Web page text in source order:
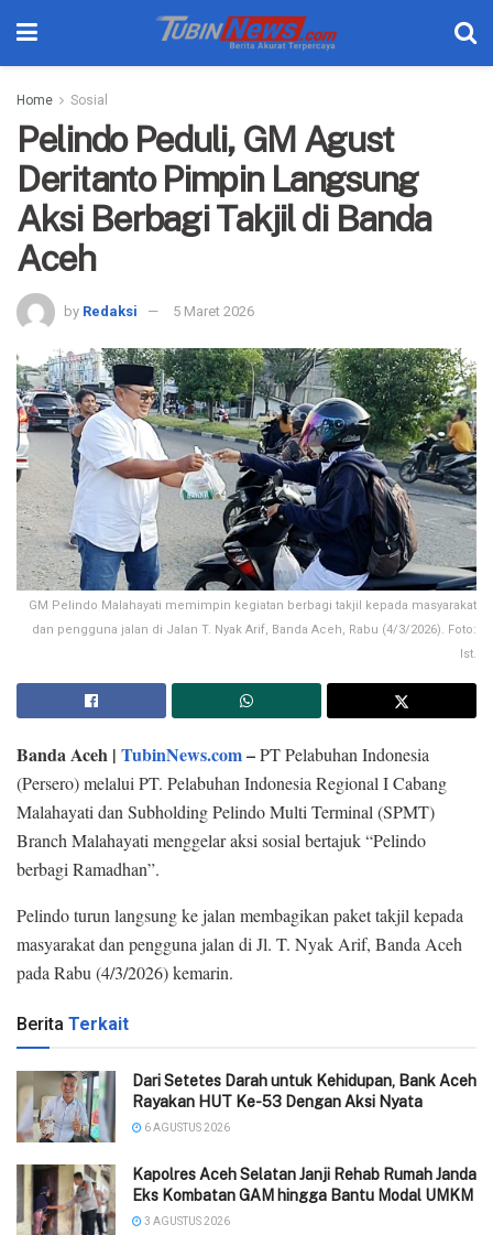
Home Sosial
Pelindo Peduli, GM Agust
Deritanto Pimpin Langsung
Aksi Berbagi Takjil di Banda
Aceh
by Redaksi 5 Maret 2026
GM Pelindo Malahayati memimpin kegiatan berbagi takjil kepada masyarakat
dan pengguna jalan di Jalan T. Nyak Arif, Banda Aceh, Rabu (4/3/2026). Foto:
Ist.
Banda Aceh | TubinNews.com–PT Pelabuhan Indonesia
(Persero) melalui PT. Pelabuhan Indonesia Regional I Cabang
Malahayati dan Subholding Pelindo Multi Terminal (SPMT)
Branch Malahayati menggelar aksi sosial bertajuk “Pelindo
berbagi Ramadhan”.
Pelindo turun langsung ke jalan membagikan paket takjil kepada
masyarakat dan pengguna jalan di Jl. T. Nyak Arif, Banda Aceh
pada Rabu (4/3/2026) kemarin.
Berita Terkait
Dari Setetes Darah untuk Kehidupan, Bank Aceh
Rayakan HUT Ke-53 Dengan Aksi Nyata
6 AGUSTUS 2026
‎Kapolres Aceh Selatan Janji Rehab Rumah Janda
Eks Kombatan GAM hingga Bantu Modal UMKM ‎
3 AGUSTUS 2026